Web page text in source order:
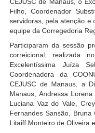
Pesquisa de metas
Acessibilidade
Editais de
Pontos de
Monitoramento do
Conexão Inclusiva
Inscrições
Informe de
Filho, Coordenador
servidoras, pela atenção e
equipe da Corregedoria
Participaram da sessão
correicional, realizada
Excelentíssima Juíza
Coordenadora da
CEJUSC de Manaus, a
Manaus, Andressa
Luciana Vaz do Vale,
Fernandes Sansão, Bruna
Litaiff Monteiro de Oliveira